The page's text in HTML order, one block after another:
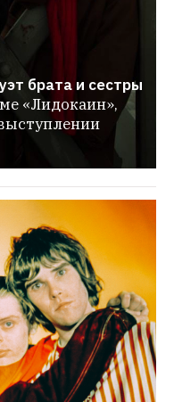
брата и сестры
«Лидокаин»,